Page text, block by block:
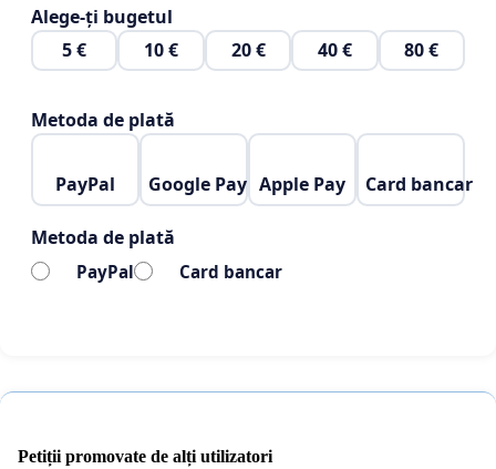
Alege-ți bugetul
5 €
10 € 20 € 40 € 80 €
Metoda de plată
PayPal Google Pay Apple Pay Card bancar
Metoda de plată
PayPal Card bancar
Petiții promovate de alți utilizatori